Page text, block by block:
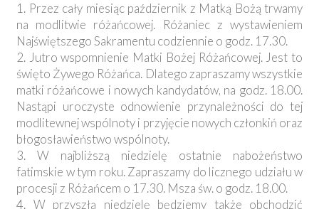
1. Przez cały miesiąc październik z Matką Bożą trwamy
na modlitwie różańcowej. Różaniec z wystawieniem
Najświętszego Sakramentu codziennie o godz. 17.30.
2. Jutro wspomnienie Matki Bożej Różańcowej. Jest to
święto Żywego Różańca. Dlatego zapraszamy wszystkie
matki różańcowe i nowych kandydatów, na godz. 18.00.
Nastąpi uroczyste odnowienie przynależności do tej
modlitewnej wspólnoty i przyjęcie nowych członkiń oraz
błogosławieństwo wspólnoty.
3. W najbliższą niedzielę ostatnie nabożeństwo
fatimskie w tym roku. Zapraszamy do licznego udziału w
procesji z Różańcem o 17.30. Msza św. o godz. 18.00.
4. W przyszłą niedzielę będziemy także obchodzić